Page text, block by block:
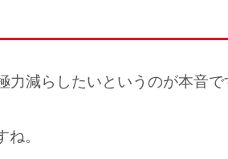
減らしたいというのが本音で
。